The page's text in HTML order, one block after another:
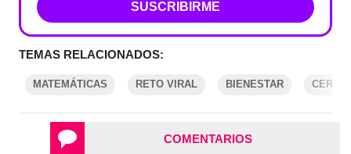
SUSCRIBIRME
TEMAS RELACIONADOS:
MATEMÁTICAS RETO VIRAL BIENESTAR
COMENTARIOS